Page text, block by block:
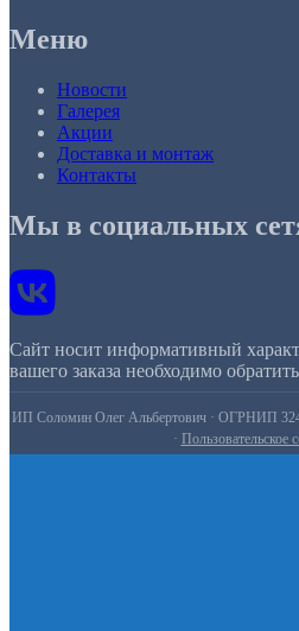
Меню
Новости
Галерея
Акции
Доставка и монтаж
Контакты
Мы в социальных
Сайт носит информативный
вашего заказа необходимо
ИП Соломин Олег Альбертович · ОГРНИП
· Пользовательское